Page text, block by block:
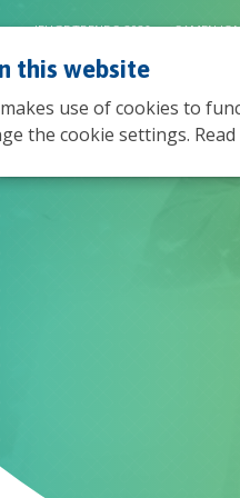
this website
use of cookies to
the cookie settings.
JEUGDTRENDS 2026 SAMEN